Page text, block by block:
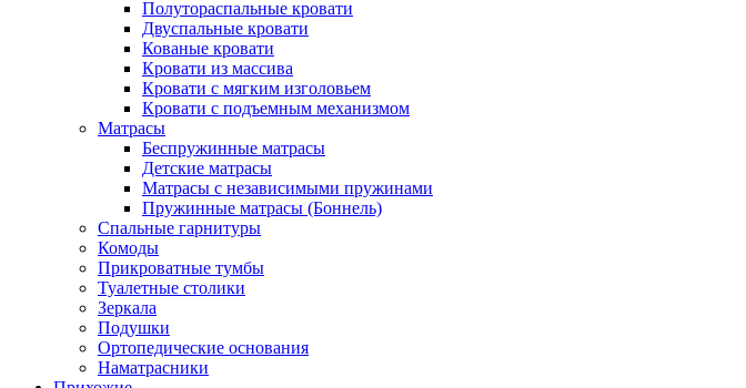
Полутораспальные кровати
Двуспальные кровати
Кованые кровати
Кровати из массива
Кровати с мягким изголовьем
Кровати с подъемным механизмом
Матрасы
Беспружинные матрасы
Детские матрасы
Матрасы с независимыми пружинами
Пружинные матрасы (Боннель)
Спальные гарнитуры
Комоды
Прикроватные тумбы
Туалетные столики
Зеркала
Подушки
Ортопедические основания
Наматрасники